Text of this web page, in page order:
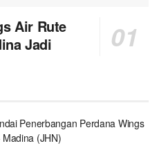
Air Rute
Jadi
Penerbangan Perdana Wings
(JHN)